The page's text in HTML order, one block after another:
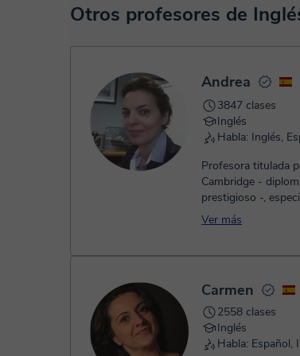
En el momento en que selecciones una clase
TPV virtual. Tienes dos opciones para
Una vez realices el pago de la clase, recibirás
Otros profesores de
Andrea
3847 clases
Inglés
Habla: Inglés,
Profesora titulada
Cambridge -
prestigioso -,
English, preparación
Ver más
Carmen
2558 clases
Inglés
Habla: Español,